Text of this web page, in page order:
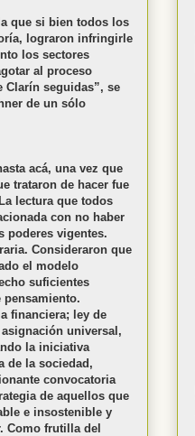
que si bien todos los
lograron infringirle
los sectores
al proceso
Clarín seguidas”, se
de un sólo
acá, una vez que
trataron de hacer fue
lectura que todos
con no haber
poderes vigentes.
Consideraron que
el modelo
suficientes
pensamiento.
financiera; ley de
universal,
la iniciativa
de la sociedad,
convocatoria
de aquellos que
e insostenible y
Como frutilla del